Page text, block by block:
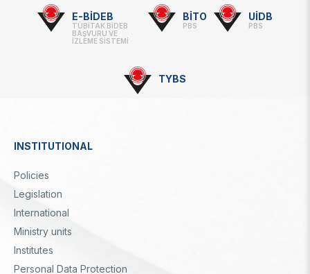
Linkler
E-BİDEB
TÜBİTAK BİDEB
BAŞVURU VE
İZLEME SİSTEMİ
BİTO
PBS
UİDB
PBS
TYBS
Dipnot
INSTITUTIONAL
Policies
Legislation
International
Ministry units
Institutes
Personal Data Protection